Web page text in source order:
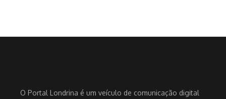
O Portal Londrina é um veículo de comunicação digital